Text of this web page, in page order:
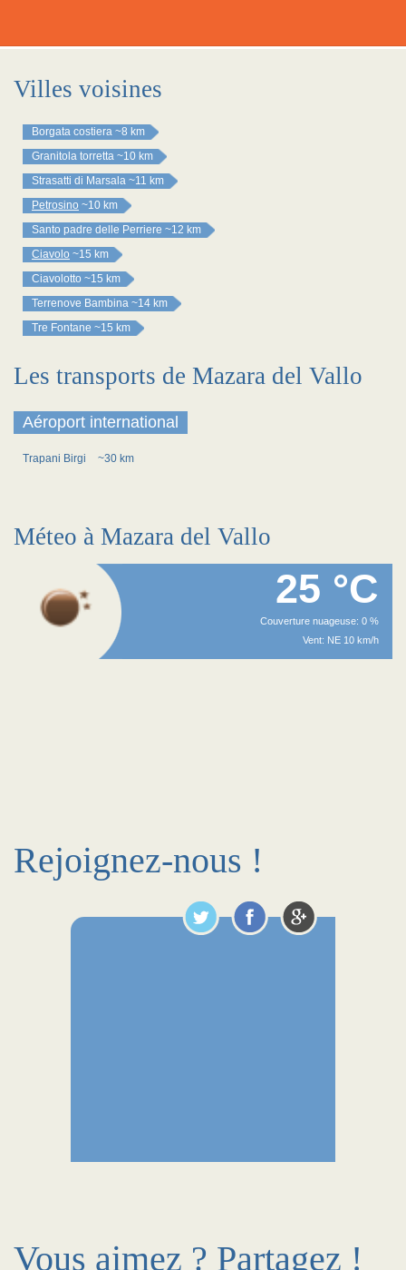
Villes voisines
Borgata costiera ~8 km
Granitola torretta ~10 km
Strasatti di Marsala ~11 km
Petrosino ~10 km
Santo padre delle Perriere ~12 km
Ciavolo ~15 km
Ciavolotto ~15 km
Terrenove Bambina ~14 km
Tre Fontane ~15 km
Les transports de Mazara del Vallo
Aéroport international
Trapani Birgi ~30 km
Méteo à Mazara del Vallo
25 °C
Couverture nuageuse: 0 %
Vent: NE 10 km/h
Rejoignez-nous !
Vous aimez ? Partagez !